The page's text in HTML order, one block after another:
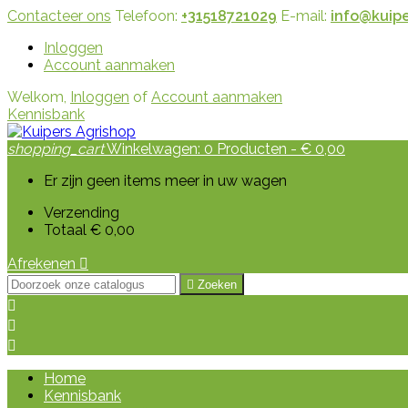
Contacteer ons Telefoon: +31518721029 E-mail:
Inloggen
Account aanmaken
Welkom, Inloggen of Account aanmaken
Kennisbank
shopping_cartWinkelwagen: 0 Producten - € 0,00
Er zijn geen items meer in uw wagen
Verzending
Totaal € 0,00
Afrekenen 
 Zoeken



Home
Kennisbank